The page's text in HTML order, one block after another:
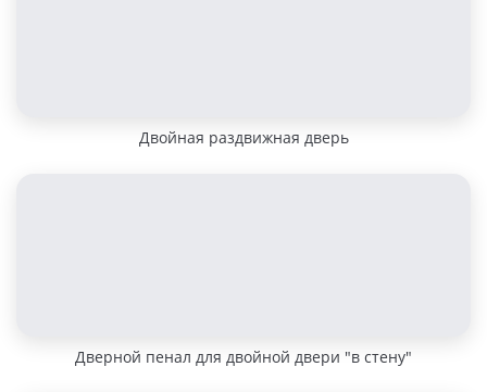
Двойная раздвижная дверь
Дверной пенал для двойной двери "в стену"